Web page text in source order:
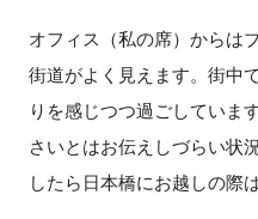
オフィス（私の席）からは
街道がよく見えます。街中
りを感じつつ過ごしていま
さいとはお伝えしづらい状
したら日本橋にお越しの際